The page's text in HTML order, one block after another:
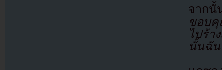
จากนั้
ขอบคุ
ไปร้า
นั้นฉัน